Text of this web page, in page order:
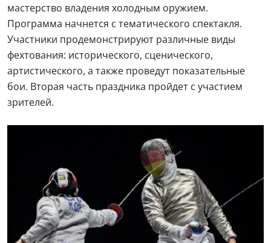
мастерство владения холодным оружием.
Программа начнется с тематического спектакля.
Участники продемонстрируют различные виды
фехтования: исторического, сценического,
артистического, а также проведут показательные
бои. Вторая часть праздника пройдет с участием
зрителей.